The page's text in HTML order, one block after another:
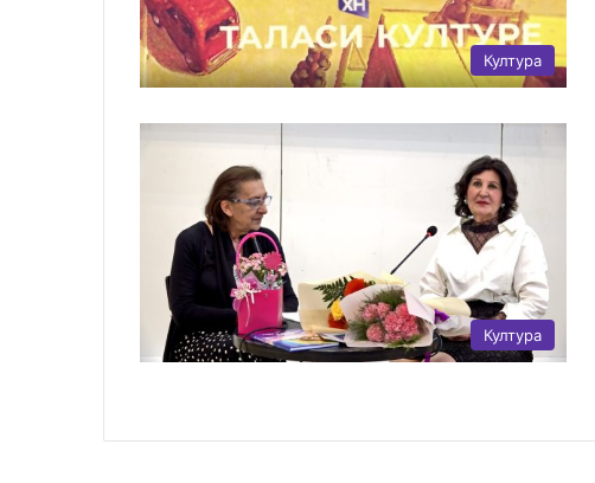
Култура
Култура